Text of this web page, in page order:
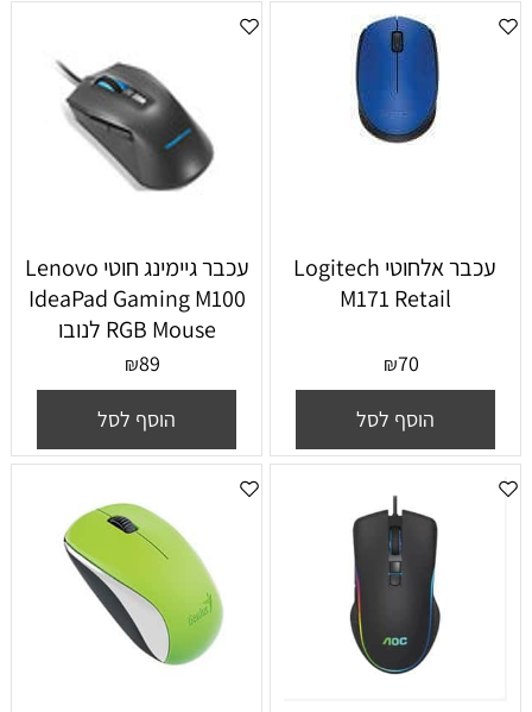
עכבר אלחוטי Logitech
M171 Retail
₪70
הוסף לסל
‏עכבר גיימינג ‏חוטי Lenovo
IdeaPad Gaming M100
RGB Mouse לנובו
₪89
הוסף לסל